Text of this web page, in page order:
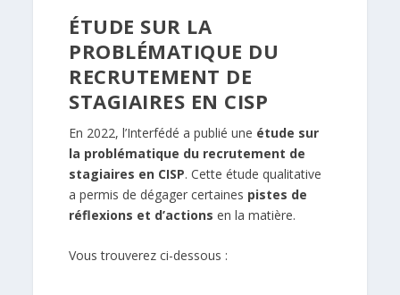
ÉTUDE SUR LA
PROBLÉMATIQUE DU
RECRUTEMENT DE
STAGIAIRES EN CISP
En 2022, l’Interfédé a publié une étude sur
la problématique du recrutement de
stagiaires en CISP. Cette étude qualitative
a permis de dégager certaines pistes de
réflexions et d’actions en la matière.
Vous trouverez ci-dessous :